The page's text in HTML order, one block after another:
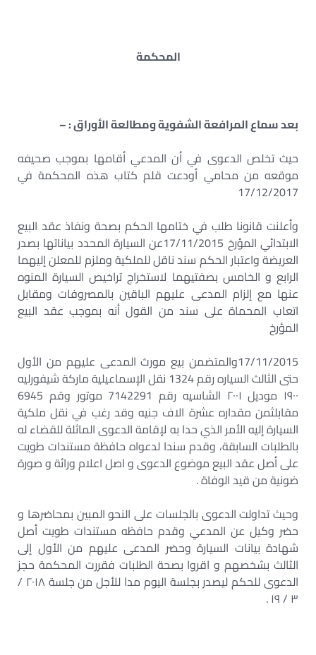
المحكمة
بعد سماع المرافعة الشفوية ومطالعة الأوراق : –
حيث تخلص الدعوى في أن المدعي أقامها بموجب صحيفه
موقعه من محامي أودعت قلم كتاب هذه المحكمة في
17/12/2017
وأعلنت قانونا طلب في ختامها الحكم بصحة ونفاذ عقد البيع
الابتدائي المؤرخ 17/11/2015عن السيارة المحدد بياناتها بصدر
العريضة واعتبار الحكم سند ناقل للملكية وملزم للمعلن إليهما
الرابع و الخامس بصفتيهما لاستخراج تراخيص السيارة المنوه
عنها مع إلزام المدعى عليهم الباقين بالمصروفات ومقابل
اتعاب المحماة على سند من القول أنه بموجب عقد البيع
المؤرخ
17/11/2015والمتضمن بيع مورث المدعى عليهم من الأول
حتى الثالث السياره رقم 1324 نقل الإسماعيلية ماركة شيفورليه
۱۹۰۰ موديل ۲۰۰۱ الشاسيه رقم 7142291 موتور وقم 6945
مقابلثمن مقداره عشرة الاف جنيه وقد رغب في نقل ملكية
السيارة إليه الأمر الذي حدا به لإقامة الدعوى الماثلة للقضاء له
بالطلبات السابقة، وقدم سندا لدعواه حافظة مستندات طويت
على أصل عقد البيع موضوع الدعوى و اصل اعلام ورائة و صورة
ضونية من قيد الوفاة .
وحيث تداولت الدعوى بالجلسات على النحو المبين بمحاضرها و
حضر وكيل عن المدعي وقدم حافظه مستندات طويت أصل
شهادة بيانات السيارة وحضر المدعى عليهم من الأول إلى
الثالث بشخصهم و اقروا بصحة الطلبات فقررت المحكمة حجز
الدعوى للحكم ليصدر بجلسة اليوم مدا للأجل من جلسة ۲۰۱۸ /
۳ / ۱۹ .